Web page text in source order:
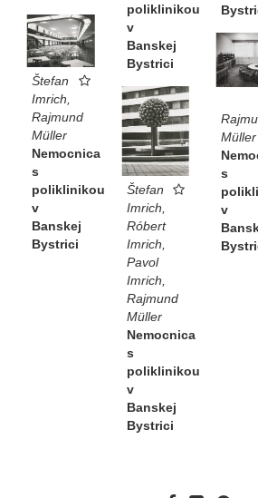
poliklinikou
v
Banskej
Bystrici
Štefan
Imrich,
Rajmund
Müller
Nemocnica
s
poliklinikou
v
Banskej
Bystrici
Müller
s
v
Štefan
Imrich,
Róbert
Imrich,
Pavol
Imrich,
Rajmund
Müller
Nemocnica
s
poliklinikou
v
Banskej
Bystrici